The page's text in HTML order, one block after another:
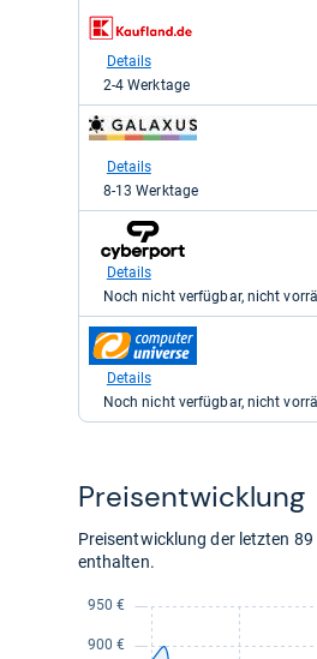
kaufen.
zum
Shop:
für
1.116,08
kaufen.
Details
2-4 Werktage
zum
Shop:
für
1.126,04
kaufen.
Details
8-13 Werktage
Shop:
Cyberport.de
für
943,99
kaufen.
Details
Noch nicht verfügbar, nicht
zum
Shop:
computeruniverse.net
für
Details
Noch nicht verfügbar, nicht
Preis­ent­wick­lung
Preisentwicklung der letzten
enthalten.